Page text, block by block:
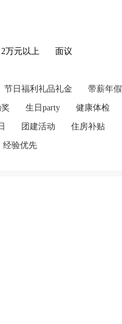
2万元以上 面议
节日福利礼品礼金 带薪年假
生日party 健康体检
团建活动 住房补贴
经验优先